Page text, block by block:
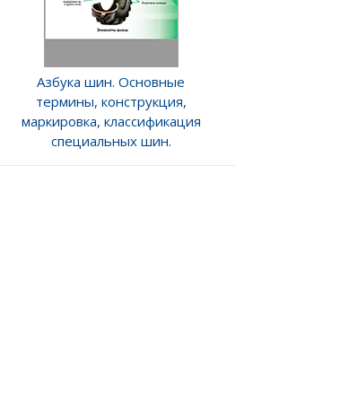
Азбука шин. Основные
термины, конструкция,
маркировка, классификация
специальных шин.